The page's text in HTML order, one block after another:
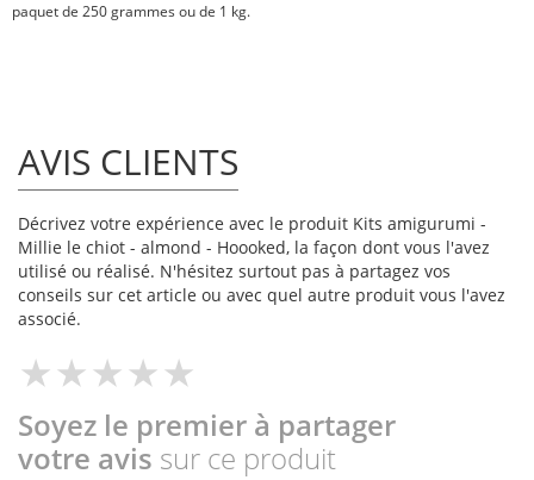
paquet de 250 grammes oude 1 kg.
AVIS CLIENTS
Décrivez votre expérience avec le produit Kits amigurumi -
Millie le chiot - almond - Hoooked, la façon dont vous l'avez
utilisé ou réalisé. N'hésitez surtout pas à partagez vos
conseils sur cet article ou avec quel autre produit vous l'avez
associé.
Soyez le premier à partager
votre avis sur ce produit